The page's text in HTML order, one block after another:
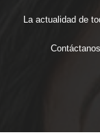
La actualidad de